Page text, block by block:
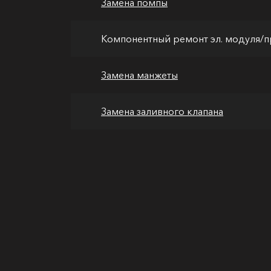
Замена помпы
Компонентный ремонт эл. модуля/
Замена манжеты
Замена заливного клапана